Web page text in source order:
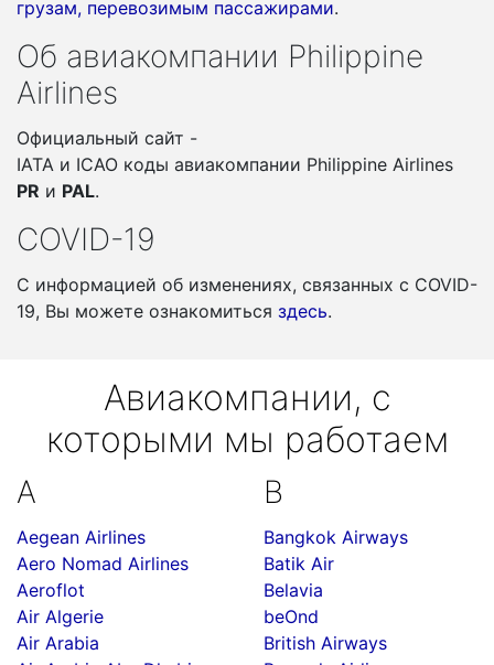
грузам, перевозимым пассажирами.
Об авиакомпании Philippine
Airlines
Официальный сайт -
IATA и ICAO коды авиакомпании Philippine Airlines
PR и PAL.
COVID-19
С информацией об изменениях, связанных c COVID-
19, Вы можете ознакомиться здесь.
Авиакомпании, с
которыми мы работаем
A
Aegean Airlines
Aero Nomad Airlines
Aeroflot
Air Algerie
Air Arabia
B
Bangkok Airways
Batik Air
Belavia
beOnd
British Airways